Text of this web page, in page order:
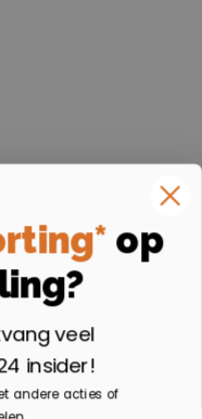
op
veel
insider!
andere acties of